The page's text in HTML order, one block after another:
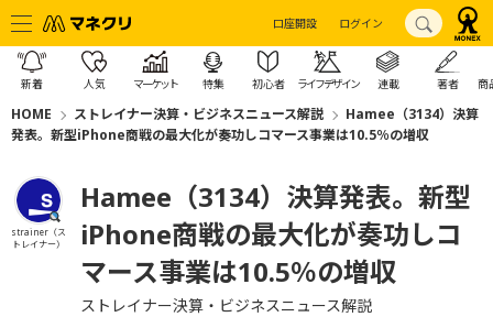
口座開設 ログイン
新着 人気 マーケット 特集 初心者 ライフデザイン 連載 著者 商
HOME ストレイナー決算・ビジネスニュース解説
Hamee（3134）決算
発表。新型iPhone商戦の最大化が奏功しコマース事業は10.5％の増収
strainer（ス
トレイナー）
Hamee（3134）決算発表。新型
iPhone商戦の最大化が奏功しコ
マース事業は10.5％の増収
ストレイナー決算・ビジネスニュース解説